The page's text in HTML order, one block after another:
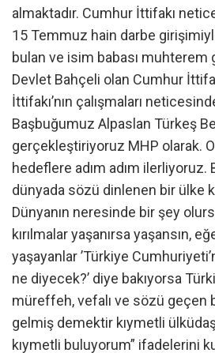
almaktadır. Cumhur İttifakı
15 Temmuz hain darbe
bulan ve isim babası muhterem
Devlet Bahçeli olan Cumhur
İttifakı’nın çalışmaları
Başbuğumuz Alpaslan Türkeş
gerçekleştiriyoruz MHP olarak.
hedeflere adım adım ilerliyoruz.
dünyada sözü dinlenen bir ülke
Dünyanın neresinde bir şey
kırılmalar yaşanırsa yaşansın,
yaşayanlar ’Türkiye
ne diyecek?’ diye bakıyorsa
müreffeh, vefalı ve sözü geçen
gelmiş demektir kıymetli
kıymetli buluyorum” ifadelerini